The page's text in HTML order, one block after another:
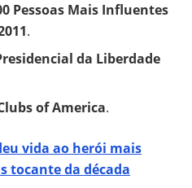
Pessoas Mais Influentes
.
da Liberdade
of America.
vida ao herói mais
tocante da década